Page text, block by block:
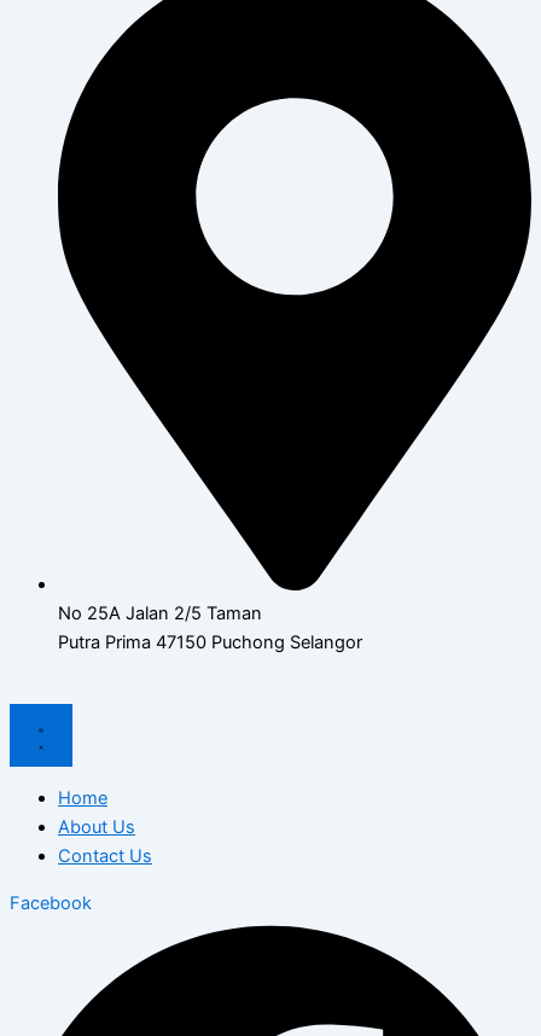
No 25A Jalan 2/5 Taman
Putra Prima 47150 Puchong Selangor
Home
About Us
Contact Us
Facebook